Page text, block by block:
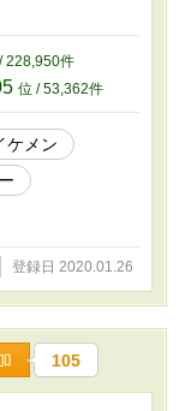
た庭が面した建
音は安心するが、
た。 言葉は理解
に教えられながら
皇帝であるフ
ンの役に立てれば
ために何をすべ
う様に掲載済み
228,950件
位 / 53,362件
ケメン
登録日 2020.01.26
105